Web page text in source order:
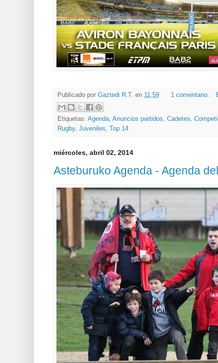
Publicado por Gaztedi R.T. en 11:59 1 comentario:
Etiquetas: Agenda Anuncios partidos Cadetes
Rugby, Juveniles Top 14
miércoles, abril 02, 2014
Asteburuko Agenda - Agenda